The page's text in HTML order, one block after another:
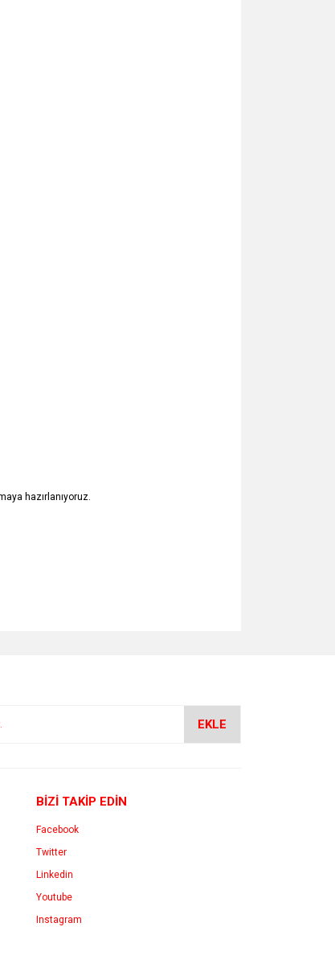
hazırlanıyoruz.
EKLE
BİZİ TAKİP EDİN
Facebook
Twitter
Linkedin
Youtube
Instagram